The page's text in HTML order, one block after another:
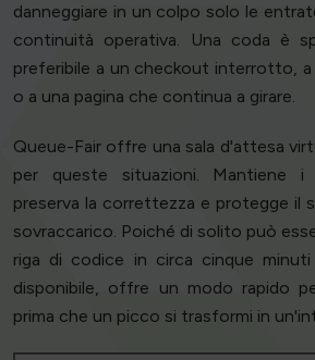
danneggiare in un colpo solo le
continuità operativa. Una coda è
preferibile a un checkout interrotto,
o a una pagina che continua a girare.
Queue-Fair offre una sala d'attesa
per queste situazioni. Mantiene i
preserva la correttezza e protegge il
sovraccarico. Poiché di solito può
riga di codice in circa cinque
disponibile, offre un modo rapido
prima che un picco si trasformi in